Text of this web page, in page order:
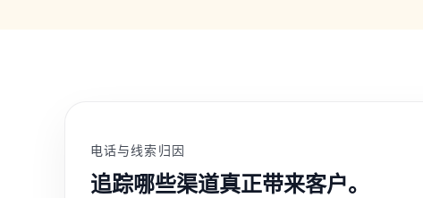
电话与线索归因
追踪哪些渠道真正带来客户。